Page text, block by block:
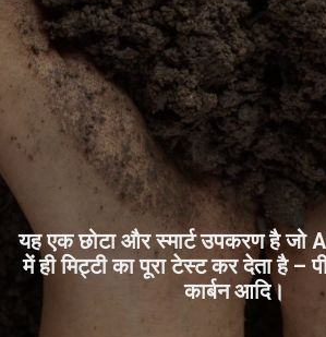
यह एक छोटा और स्मार्ट उपकरण है जो
में ही मिट्टी का पूरा टेस्ट कर देता है –
कार्बन आदि।